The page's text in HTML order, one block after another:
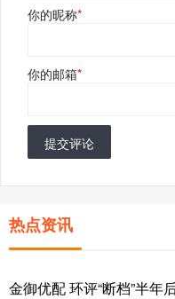
你的昵称*
你的邮箱*
提交评论
热点资讯
金御优配 环评“断档”半年